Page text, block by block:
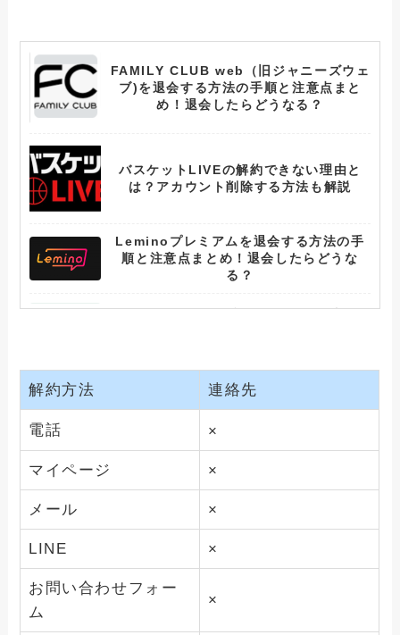
FAMILY CLUB web（旧ジャニーズウェ
ブ)を退会する方法の手順と注意点まと
め！退会したらどうなる？
バスケットLIVEの解約できない理由と
は？アカウント削除する方法も解説
Leminoプレミアムを退会する方法の手
順と注意点まとめ！退会したらどうな
る？
金を止める方法と注意事項
WOWOWを解約できない人へ！確実に課
金を止める方法と注意事項
解約方法 連絡先
電話 ×
マイページ ×
メール ×
LINE ×
お問い合わせフォー
ム
×